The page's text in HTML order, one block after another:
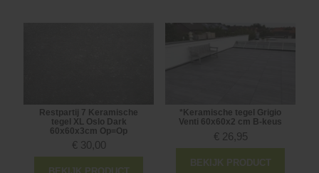
Restpartij 7 Keramische
tegel XL Oslo Dark
60x60x3cm Op=Op
€ 30,00
*Keramische tegel Grigio
Venti 60x60x2 cm B-keus
€ 26,95
BEKIJK PRODUCT